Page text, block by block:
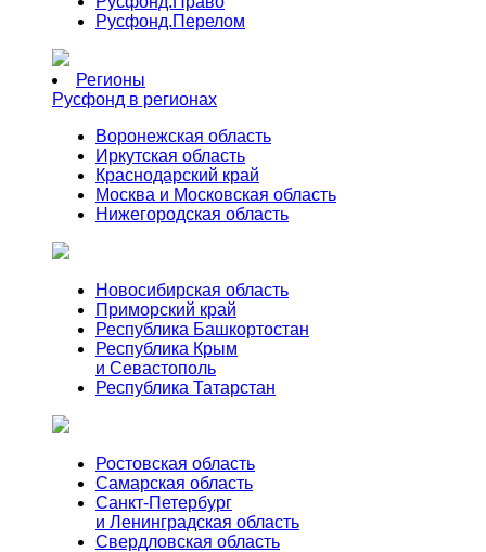
Русфонд.Перелом
Регионы
Русфонд в регионах
Воронежская область
Иркутская область
Краснодарский край
Москва и Московская область
Нижегородская область
Новосибирская область
Приморский край
Республика Башкортостан
Республика Крым
и Севастополь
Республика Татарстан
Ростовская область
Самарская область
Санкт-Петербург
и Ленинградская область
Свердловская область